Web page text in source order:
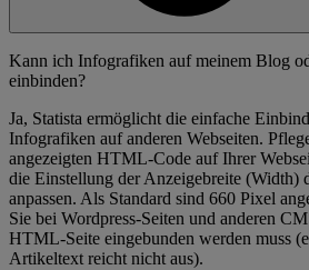
Kann ich Infografiken auf meinem Blog
einbinden?
Ja, Statista ermöglicht die einfache
Infografiken auf anderen Webseiten.
angezeigten HTML-Code auf Ihrer
die Einstellung der Anzeigebreite (Width)
anpassen. Als Standard sind 660 Pixel
Sie bei Wordpress-Seiten und anderen
HTML-Seite eingebunden werden muss
Artikeltext reicht nicht aus).